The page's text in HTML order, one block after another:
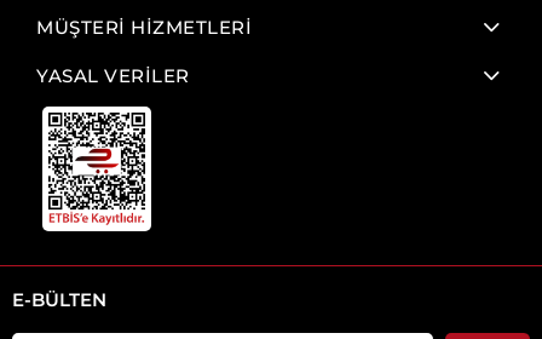
MÜŞTERİ HİZMETLERİ
YASAL VERİLER
E-BÜLTEN